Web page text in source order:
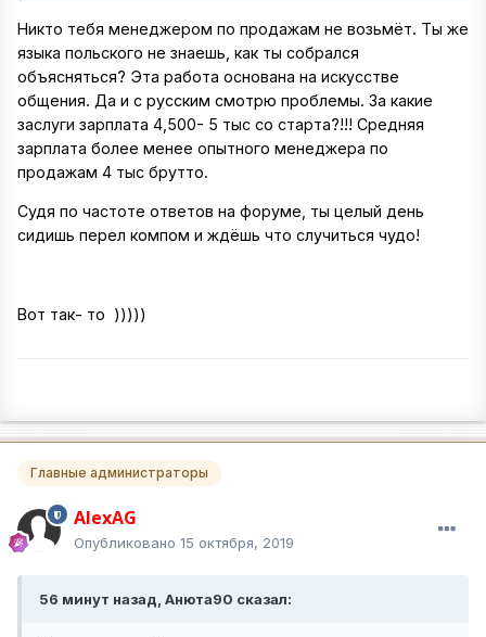
Никто тебя менеджером по продажам не возьмёт. Ты же
языка польского не знаешь, как ты собрался
объясняться? Эта работа основана на искусстве
общения. Да и с русским смотрю проблемы. За какие
заслуги зарплата 4,500- 5 тыс со старта?!!! Средняя
зарплата более менее опытного менеджера по
продажам 4 тыс брутто.
Судя по частоте ответов на форуме, ты целый день
сидишь перел компом и ждёшь что случиться чудо!
Вот так- то )))))
Главные администраторы
AlexAG
Опубликовано 15 октября, 2019
56 минут назад, Анюта90 сказал: